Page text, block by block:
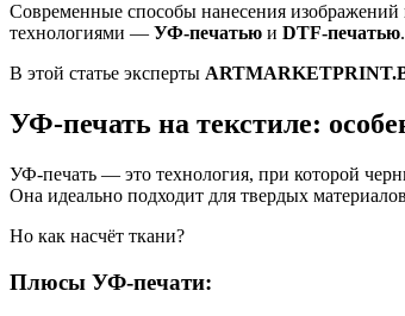
Современные способы нанесения
технологиями — УФ-печатью и DTF-печатью
В этой статье эксперты
УФ-печать на текстиле:
УФ-печать — это технология, при которой
Она идеально подходит для твердых
Но как насчёт ткани?
Плюсы УФ-печати: